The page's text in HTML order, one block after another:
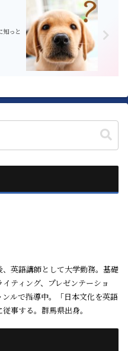
知っと
英語講師として大学勤務。基礎
ティング、プレゼンテーショ
ルで指導中。「日本文化を英語
事する。群馬県出身。